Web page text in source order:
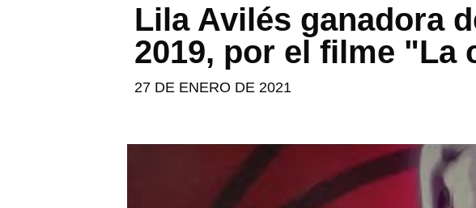
Lila Avilés ganadora
2019, por el filme "La
27 DE ENERO DE 2021